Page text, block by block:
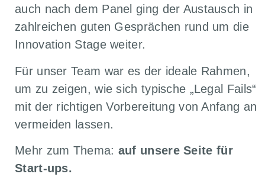
auch nach dem Panel ging der Austausch in
zahlreichen guten Gesprächen rund um die
Innovation Stage weiter.
Für unser Team war es der ideale Rahmen,
um zu zeigen, wie sich typische „Legal Fails“
mit der richtigen Vorbereitung von Anfang an
vermeiden lassen.
Mehr zum Thema: auf unsere Seite für
Start-ups.